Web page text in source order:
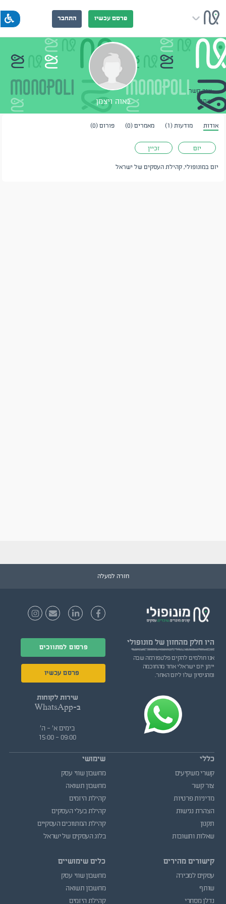
פרסם עכשיו התחבר
צור קשר
שתף
נאוה ויצמן
אודות מודעות (1) מאמרים (0) פורום (0)
יזם זכיין
יזם במונופולי, קהילת העסקים של ישראל
חזרה למעלה
היו חלק מהחזון של מונופולי
אנו חולמים להקים פלטפורמה שבה
ייתן יזם ישראלי אחד מהחוכמה
ומהניסיון שלו ליזם האחר.
פרסום למתווכים
פרסם עכשיו
שירות לקוחות
ב-WhatsApp
בימים א' - ה'
09:00 - 15:00
כללי
קשרי משקיעים
צור קשר
מדיניות פרטיות
הצהרת נגישות
תקנון
שאלות ותשובות
קישורים מהירים
עסקים למכירה
שותף
נדלן מסחרי
שימושי
מחשבון שווי עסק
מחשבון תשואה
קהילת היזמים
קהילת בעלי העסקים
קהילת המתווכים העסקיים
בלוג העסקים של ישראל
כלים שימושיים
מחשבון שווי עסק
מחשבון תשואה
קהילת היזמים